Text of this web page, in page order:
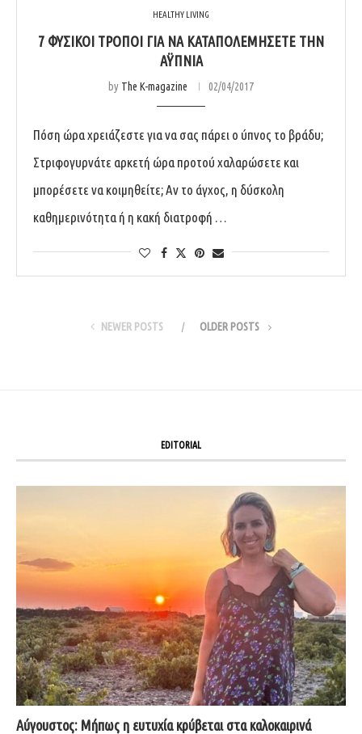
HEALTHY LIVING
7 ΦΥΣΙΚΟΊ ΤΡΌΠΟΙ ΓΙΑ ΝΑ ΚΑΤΑΠΟΛΕΜΉΣΕΤΕ ΤΗΝ
ΑΫΠΝΊΑ
by The K-magazine 02/04/2017
Πόση ώρα χρειάζεστε για να σας πάρει ο ύπνος το βράδυ;
Στριφογυρνάτε αρκετή ώρα προτού χαλαρώσετε και
μπορέσετε να κοιμηθείτε; Αν το άγχος, η δύσκολη
καθημερινότητα ή η κακή διατροφή …
NEWER POSTS OLDER POSTS
EDITORIAL
Αύγουστος: Μήπως η ευτυχία κρύβεται στα καλοκαιρινά